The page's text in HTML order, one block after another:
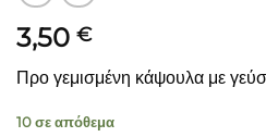
3,50 €
Προ γεμισμένη κάψουλα με
10 σε απόθεμα